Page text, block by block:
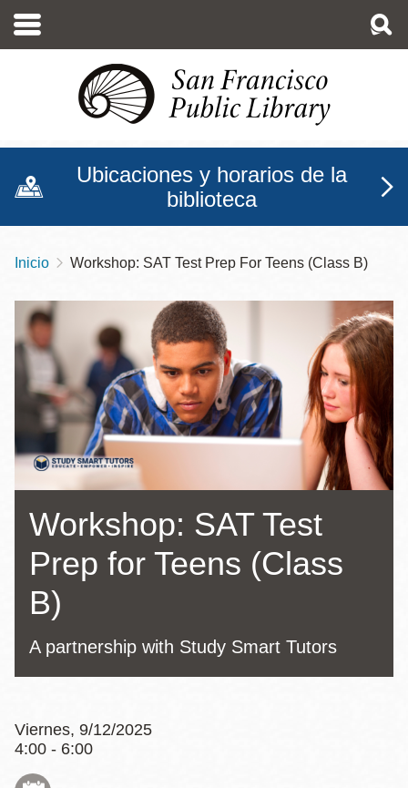
contenido
Ubicaciones y horarios de la
biblioteca
Sobrescribir
enlaces
de
ayuda
a
navegación
Inicio Workshop: SAT Test Prep For Teens (Class B)
Workshop: SAT Test
Prep for Teens (Class
B)
A partnership with Study Smart Tutors
Viernes, 9/12/2025
4:00 - 6:00